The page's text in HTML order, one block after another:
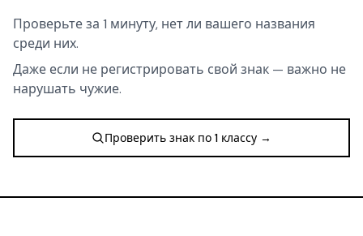
Проверьте за 1 минуту, нет ли вашего названия
среди них.
Даже если не регистрировать свой знак — важно не
нарушать чужие.
Проверить знак по 1 классу →